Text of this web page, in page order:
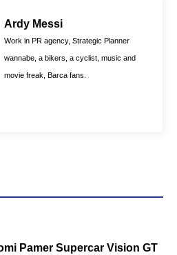
Ardy Messi
Work in PR agency, Strategic Planner
wannabe, a bikers, a cyclist, music and
movie freak, Barca fans.
Pamer Supercar Vision GT